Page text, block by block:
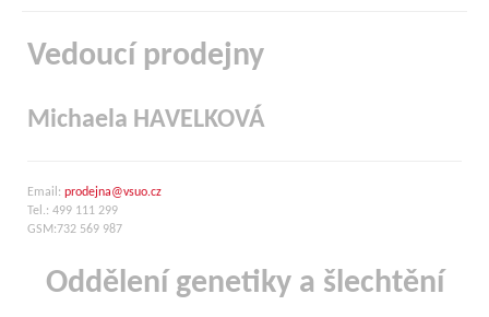
Vedoucí prodejny
Michaela HAVELKOVÁ
Email: prodejna@vsuo.cz
Tel.: 499 111 299
GSM:732 569 987
Oddělení genetiky a šlechtění